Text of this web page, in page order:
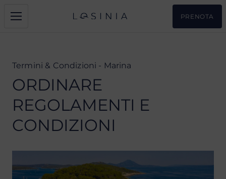
PRENOTA
Termini & Condizioni - Marina
ORDINARE
REGOLAMENTI E
CONDIZIONI